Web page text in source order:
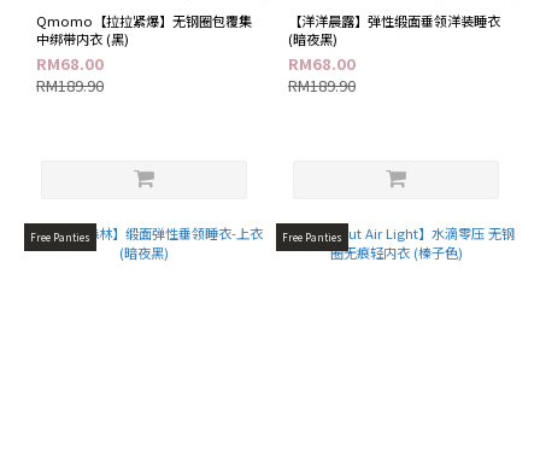
系
(1)
蓝
色
系
(1)
Qmomo【拉拉紧爆】无钢圈包覆集
中绑带内衣 (黑)
RM68.00
RM189.90
【洋洋晨露】弹性缎面垂领洋装睡衣
(暗夜黑)
RM68.00
RM189.90
Free Panties Free Panties